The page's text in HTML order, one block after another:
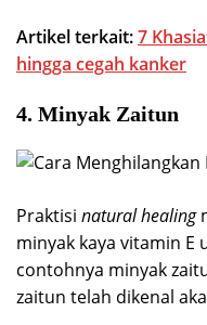
Artikel terkait:7
hingga cegah kanker
4. Minyak Zaitun
Praktisi natural healing
minyak kaya vitamin E
contohnya minyak
zaitun telah dikenal